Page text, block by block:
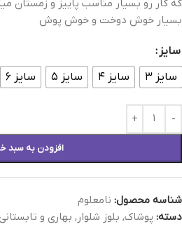
که کار رو بسیار مناسب پاییز و زمستان
بسیار خوش دوخت و خوش پوش
سایز
سایز ۳
سایز ۴ سایز ۵ سایز ۶
افزودن به سبد
شناسه محصول: نامعلوم
دسته: پوشاک, بلوز شلوار , بهاری و تابستانی